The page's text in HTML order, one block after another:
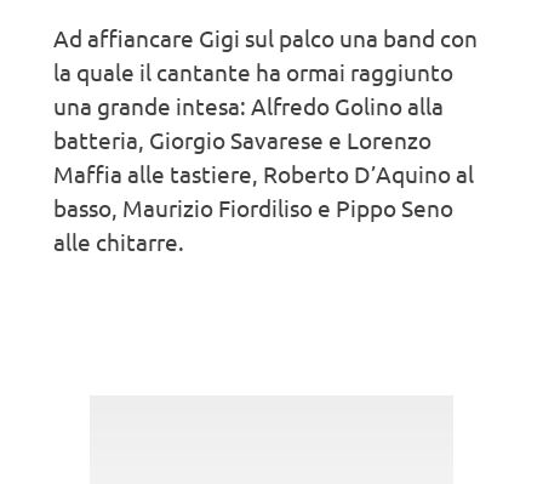
Ad affiancare Gigi sul palco una band con
la quale il cantante ha ormai raggiunto
una grande intesa: Alfredo Golino alla
batteria, Giorgio Savarese e Lorenzo
Maffia alle tastiere, Roberto D’Aquino al
basso, Maurizio Fiordiliso e Pippo Seno
alle chitarre.